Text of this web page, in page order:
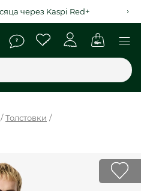
через Kaspi Red+
Толстовки